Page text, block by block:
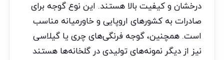
درخشان و کیفیت بالا هستند. این نوع گوجه برای
صادرات به کشورهای اروپایی و خاورمیانه مناسب
است. همچنین، گوجه فرنگی‌های چری یا گیلاسی
نیز از دیگر نمونه‌های تولیدی در گلخانه‌ها هستند